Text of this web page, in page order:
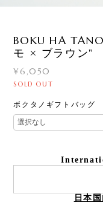
BOKU HA
モ × ブラウン"
¥6,050
SOLD OUT
ボクタノギフトバッグ
日本